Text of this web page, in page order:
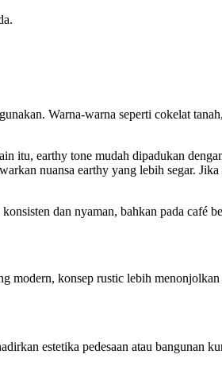
Warna-warna seperti cokelat
itu, earthy tone mudah dipadukan
nuansa earthy yang lebih segar.
dan nyaman, bahkan pada café
konsep rustic lebih
estetika pedesaan atau bangunan